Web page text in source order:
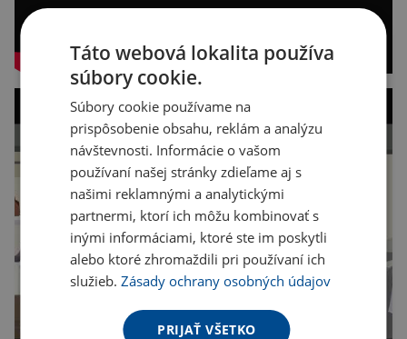
Táto webová lokalita používa
súbory cookie.
Súbory cookie používame na
prispôsobenie obsahu, reklám a analýzu
návštevnosti. Informácie o vašom
používaní našej stránky zdieľame aj s
našimi reklamnými a analytickými
partnermi, ktorí ich môžu kombinovať s
inými informáciami, ktoré ste im poskytli
alebo ktoré zhromaždili pri používaní ich
služieb.Zásady ochrany osobných údajov
PRIJAŤ VŠETKO